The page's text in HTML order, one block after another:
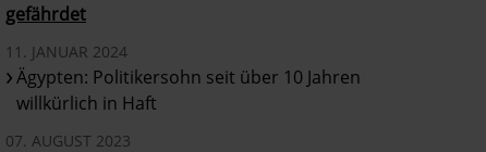
gefährdet
11. JANUAR 2024
Ägypten: Politikersohn seit über 10 Jahren
willkürlich in Haft
07. AUGUST 2023